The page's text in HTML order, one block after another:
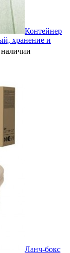
Контейнер
хранение и
Ланч-бокс